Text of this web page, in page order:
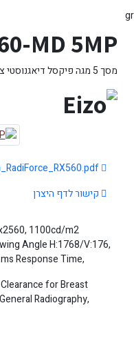
gr
MD 5MP
מסך 5 מגה פיקסל דיאגנוסטי צבעוני כפול
קישור לדף היצרן
1100cd/m2
Angle H:1768/V:176,
Response Time,
for Breast
Radiography,